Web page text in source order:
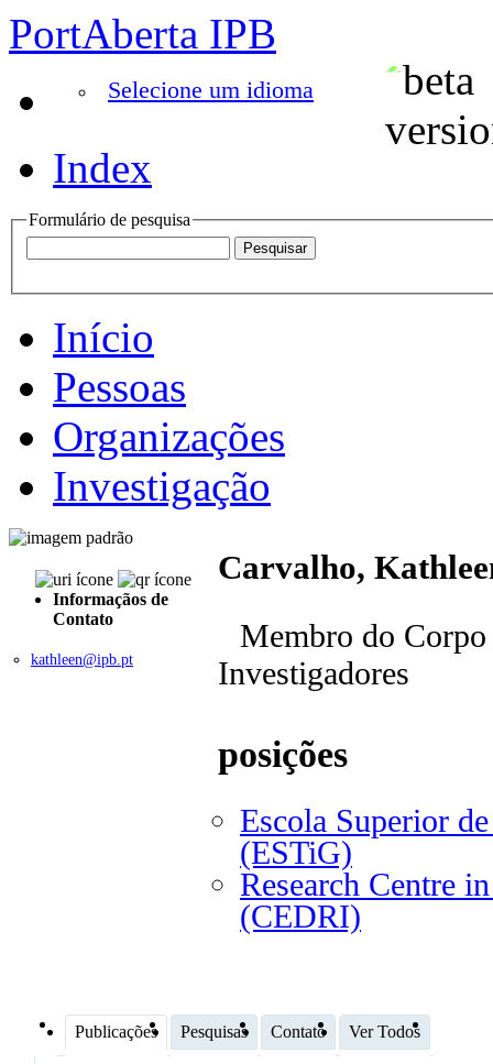
PortAberta IPB
Selecione um idioma
Index
Formulário de pesquisa
Início
Pessoas
Organizações
Investigação
Informaçãos de
Contato
kathleen@ipb.pt
Carvalho,
Membro do Corpo
Investigadores
posições
Escola Superior
(ESTiG)
Research Centre
(CEDRI)
Publicações Pesquisas Contato Ver Todos